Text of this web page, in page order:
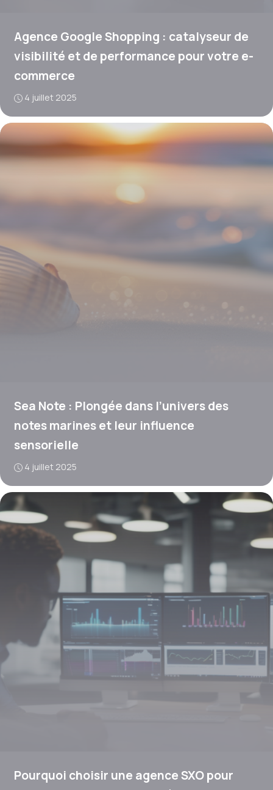
Agence Google Shopping : catalyseur de
visibilité et de performance pour votre e-
commerce
4 juillet 2025
Sea Note : Plongée dans l’univers des
notes marines et leur influence
sensorielle
4 juillet 2025
Pourquoi choisir une agence SXO pour